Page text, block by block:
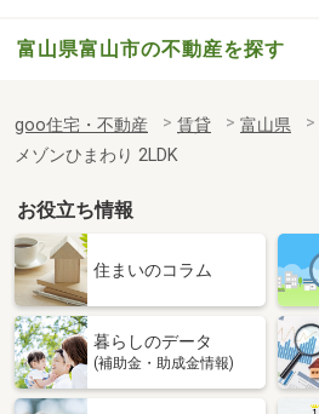
富山県富山市の不動産を探す
goo住宅・不動産 賃貸 富山県
メゾンひまわり 2LDK
お役立ち情報
住まいのコラム
暮らしのデータ
(補助金・助成金情報)